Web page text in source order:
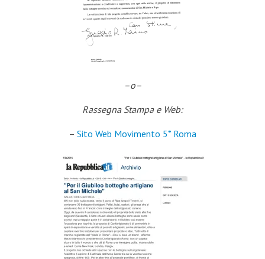
–o–
Rassegna Stampa e Web:
– Sito Web Movimento 5* Roma